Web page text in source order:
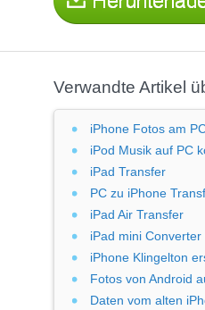
Verwandte Artikel
iPhone Fotos am
iPod Musik auf PC
iPad Transfer
PC zu iPhone
iPad Air Transfer
iPad mini
iPhone Klingelton
Fotos von Android
Daten vom alten